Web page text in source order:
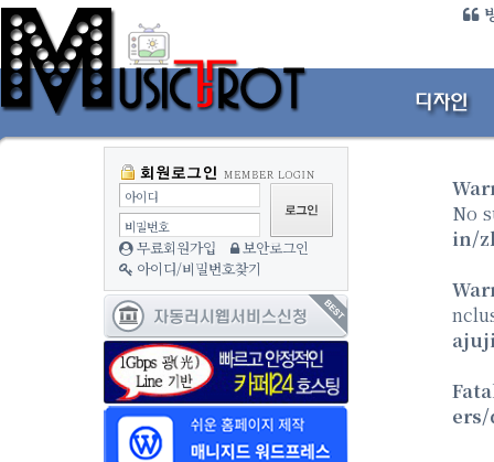
아이디
비밀번호
무료회원가입
보안로그인
아이디/비밀번호찾기
No
in/